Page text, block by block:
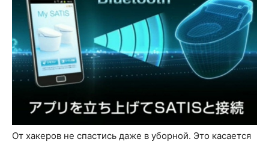
От хакеров не спастись даже в уборной. Это касается